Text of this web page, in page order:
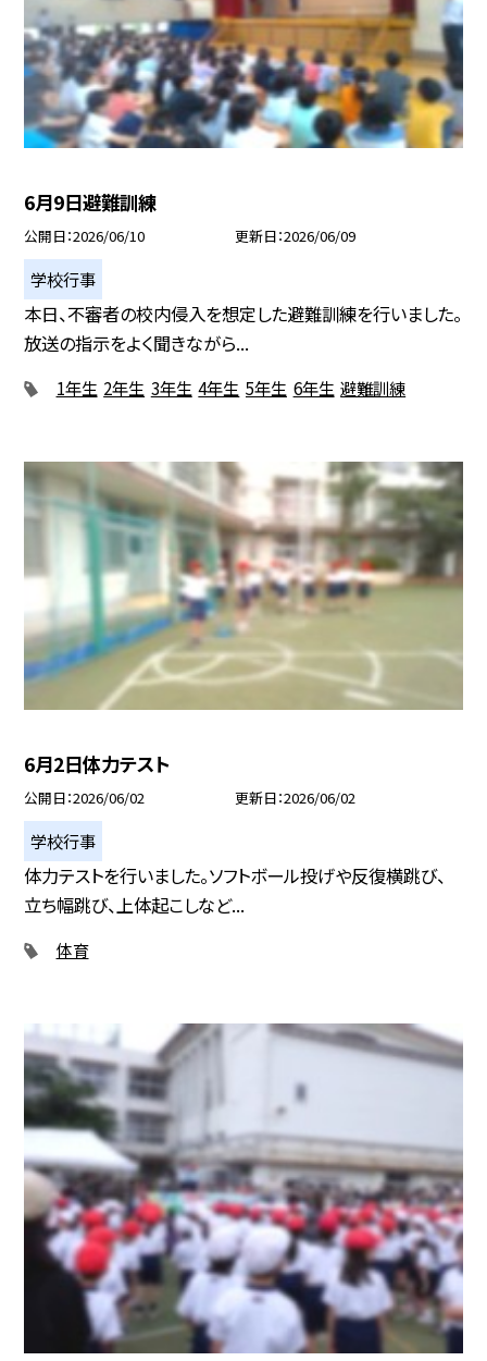
6月9日避難訓練
公開日 2026/06/10 更新日 2026/06/09
学校行事
本日、不審者の校内侵入を想定した避難訓練を行いました。
放送の指示をよく聞きながら...
1年生 2年生 3年生 4年生 5年生 6年生 避難訓練
6月2日体力テスト
公開日 2026/06/02 更新日 2026/06/02
学校行事
体力テストを行いました。ソフトボール投げや反復横跳び、
立ち幅跳び、上体起こしなど...
体育